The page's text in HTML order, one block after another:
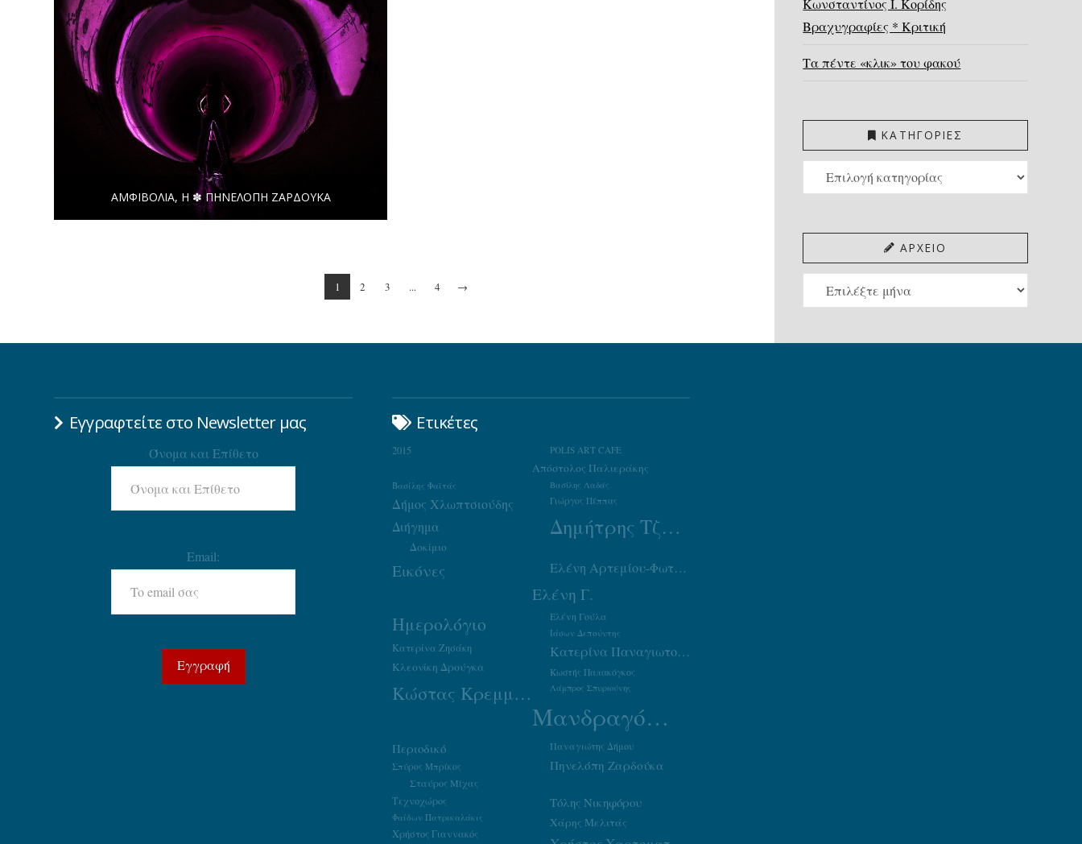
ΑΜΦΙΒΟΛΊΑ, Η ✽ ΠΗΝΕΛΌΠΗ ΖΑΡΔΟΎΚΑ
1 2 3 ... 4 →
Κωνσταντίνος Ι. Κορίδης
Βραχυγραφίες * Κριτική
Τα πέντε «κλικ» του φακού
ΚΑΤΗΓΟΡΙΕΣ
ΚΑΤΗΓΟΡΙΕΣ
ΑΡΧΕΙΟ
ΑΡΧΕΙΟ
Εγγραφτείτε στο Newsletter μας
Όνομα και Επίθετο
Email:
Ετικέτες
2015 POLIS ART CAFE
Απόστολος Παλιεράκης
Βασίλης Λαδάς
Βασίλης Φαϊτάς
Γιώργος Πέππας
Δήμος Χλωπτσιούδης
Δημήτρης Τζουμάκας
Διήγημα
Δοκίμιο
Εικόνες Ελένη Αρτεμίου-Φωτιάδου
Ελένη Γ.
Ελένη Γούλα
Ημερολόγιο Ιάσων Δεπούντης
Κατερίνα Ζησάκη Κατερίνα Παναγιωτοπούλου
Κλεονίκη Δρούγκα Κωστής Παπακόγκος
Κώστας Κρεμμύδας Λάμπρος Σπυριούνης
Μανδραγόρας
Παναγιώτης Δήμου
Περιοδικό
Πηνελόπη Ζαρδούκα
Σπύρος Μπρίκος
Σταύρος Μίχας
Τεχνοχώρος
Τόλης Νικηφόρου
Φαίδων Πατρικαλάκις Χάρης Μελιτάς
Χρήστος Γιαννακός